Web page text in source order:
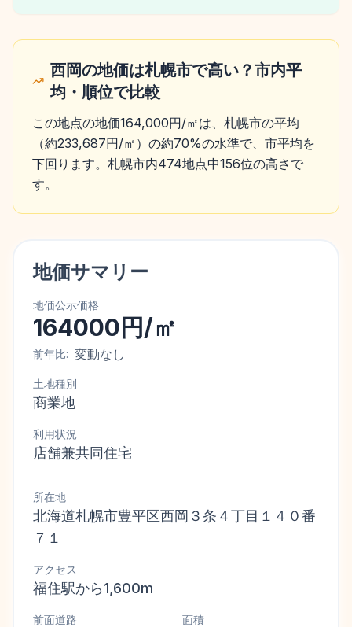
西岡の地価は札幌市で高い？市内平
均・順位で比較
この地点の地価164,000円/㎡は、札幌市の平均
（約233,687円/㎡）の約70%の水準で、市平均を
下回ります。札幌市内474地点中156位の高さで
す。
地価サマリー
地価公示価格
164000円/㎡
前年比: 変動なし
土地種別
商業地
利用状況
店舗兼共同住宅
所在地
北海道札幌市豊平区西岡３条４丁目１４０番
７１
アクセス
福住駅から1,600m
前面道路 面積